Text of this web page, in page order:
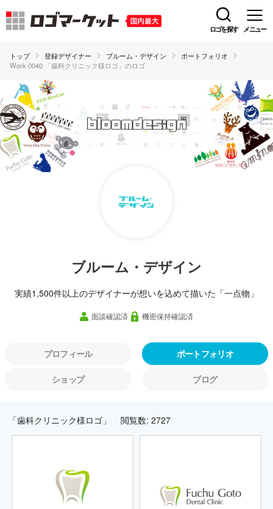
ロゴを探す メニュー
トップ 登録デザイナー ブルーム・デザイン
ポートフォリオ
Work 0040 「歯科クリニック様ロゴ」のロゴ
ブルーム・デザイン
実績1,500件以上のデザイナーが想いを込めて描いた「一点物」
面談確認済 機密保持確認済
プロフィール ポートフォリオ
ショップ ブログ
「歯科クリニック様ロゴ」 閲覧数: 2727